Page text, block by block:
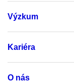
Výzkum
Kariéra
O nás